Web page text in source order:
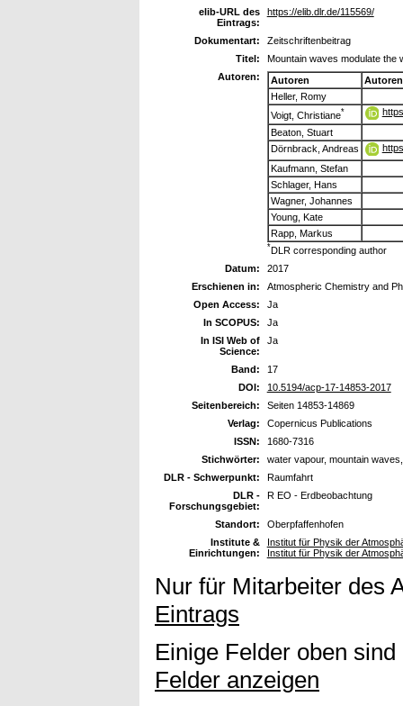
elib-URL des
Eintrags:
https://elib.dlr.de/115569/
Dokumentart:
Zeitschriftenbeitrag
Titel:
Mountain waves modulate the
Autoren:
Autoren
Heller, Romy
Voigt, Christiane*
Beaton, Stuart
Dörnbrack, Andreas
Kaufmann, Stefan
Schlager, Hans
Wagner, Johannes
Young, Kate
Rapp, Markus
*DLR corresponding author
Datum:
2017
Erschienen in:
Atmospheric Chemistry and
Open Access:
Ja
In SCOPUS:
Ja
In ISI Web of
Science:
Ja
Band:
17
DOI:
10.5194/acp-17-14853-2017
Seitenbereich:
Seiten 14853-14869
Verlag:
Copernicus Publications
ISSN:
1680-7316
Stichwörter:
water vapour, mountain
DLR - Schwerpunkt:
Raumfahrt
DLR -
Forschungsgebiet:
R EO - Erdbeobachtung
Standort:
Oberpfaffenhofen
Institute &
Einrichtungen:
Institut für Physik der
Institut für Physik der
Nur für Mitarbeiter des
Eintrags
Einige Felder oben
Felder anzeigen